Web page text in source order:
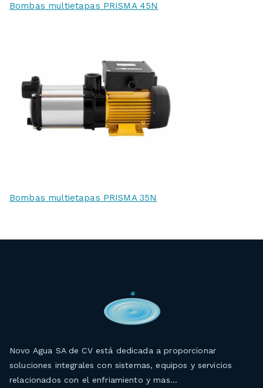
Bombas multietapas PRISMA 45N
Bombas multietapas PRISMA 35N
Novo Agua SA de CV está dedicada a proporcionar
soluciones integrales con sistemas, equipos y servicios
relacionados con el enfriamiento y mas…